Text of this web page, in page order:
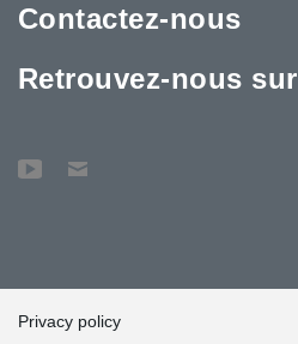
Contactez-nous
Retrouvez-nous sur
Privacy policy